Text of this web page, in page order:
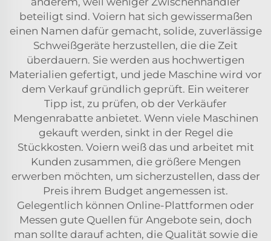
beteiligt sind. Voiern hat sich gewissermaßen
einen Namen dafür gemacht, solide, zuverlässige
Schweißgeräte herzustellen, die die Zeit
überdauern. Sie werden aus hochwertigen
Materialien gefertigt, und jede Maschine wird vor
dem Verkauf gründlich geprüft. Ein weiterer
Tipp ist, zu prüfen, ob der Verkäufer
Mengenrabatte anbietet. Wenn viele Maschinen
gekauft werden, sinkt in der Regel die
Stückkosten. Voiern weiß das und arbeitet mit
Kunden zusammen, die größere Mengen
erwerben möchten, um sicherzustellen, dass der
Preis ihrem Budget angemessen ist.
Gelegentlich können Online-Plattformen oder
Messen gute Quellen für Angebote sein, doch
man sollte darauf achten, die Qualität sowie die